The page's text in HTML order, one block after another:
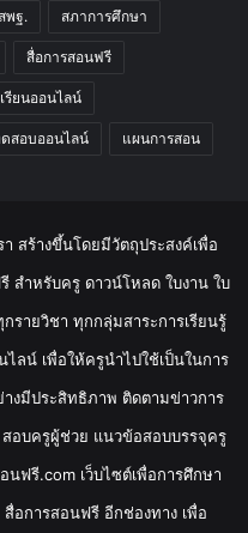
สพฐ. สภาการศึกษา
สื่อการสอนฟรี
เรียนออนไลน์
สอบออนไลน์ แผนการสอน
สร้างขึ้นโดยมีวัตถุประสงค์เพื่อ
สำหรับครู ดาวน์โหลด ใบงาน ใบ
ายวิชา ทุกกลุ่มสาระการเรียนรู้
ลน์ เพื่อให้ครูนำไปใช้เป็นในการ
งมีประสิทธิภาพ ติดตามข่าวการ
อบครูผู้ช่วย แนวข้อสอบบรรจุครู
ฟรี.com เว็บไซต์เพื่อการศึกษา
อการสอนฟรี อีกช่องทาง เพื่อ